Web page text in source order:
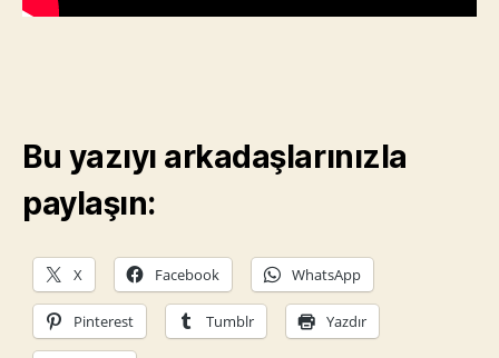
Bu yazıyı arkadaşlarınızla
paylaşın:
X Facebook WhatsApp
Pinterest Tumblr Yazdır